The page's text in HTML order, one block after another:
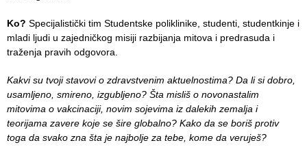
Ko? Specijalistički tim Studentske poliklinike, studenti, studentkinje i
mladi ljudi u zajedničkog misiji razbijanja mitova i predrasuda i
traženja pravih odgovora.
Kakvi su tvoji stavovi o zdravstvenim aktuelnostima? Da li si dobro,
usamljeno, smireno, izgubljeno? Šta misliš o novonastalim
mitovima o vakcinaciji, novim sojevima iz dalekih zemalja i
teorijama zavere koje se šire globalno? Kako da se boriš protiv
toga da svako zna šta je najbolje za tebe, kome da veruješ?
Department
for Legal,
Accounting,
and other
similar
activities
Informer